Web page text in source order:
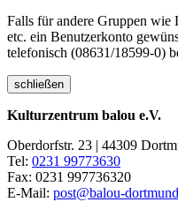
Falls für andere Gruppen wie
etc. ein Benutzerkonto
telefonisch (08631/18599-0)
schließen
Kulturzentrum balou e.V.
Oberdorfstr. 23 | 44309
Tel: 0231 99773630
Fax: 0231 997736320
E-Mail: post@balou-